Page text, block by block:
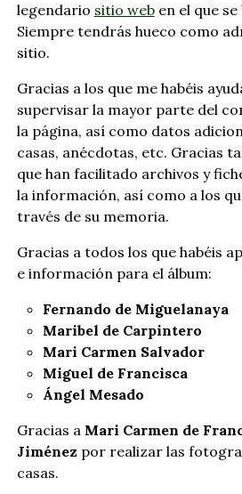
legendario sitio weben el que
Siempre tendrás hueco como
sitio.
Gracias a los que me habéis
supervisar la mayor parte del
la página, así como datos
casas, anécdotas, etc. Gracias
que han facilitado archivos y
la información, así como a los
través de su memoria.
Gracias a todos los que habéis
e información para el álbum:
Fernando de Miguelanaya
Maribel de Carpintero
Mari Carmen Salvador
Miguel de Francisca
Ángel Mesado
Gracias a Mari Carmen de
Jiménezpor realizar las
casas.